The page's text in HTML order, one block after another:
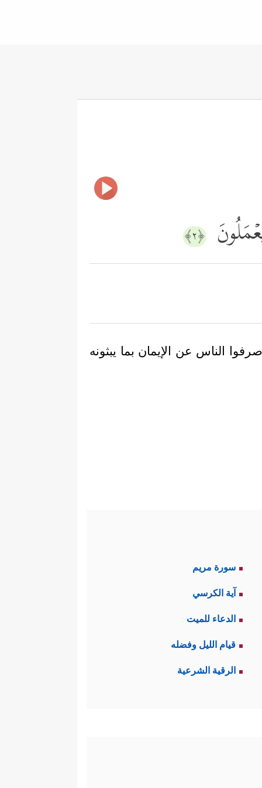
﴿٢﴾
الناس عن الإيمان بما يبثونه
سورة مريم
آية الكرسي
الدعاء للميت
قيام الليل وفضله
الرقية الشرعية